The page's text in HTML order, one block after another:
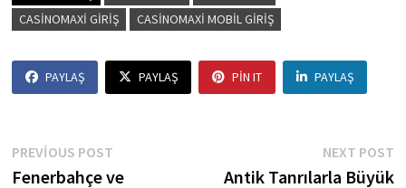
CASINOMAXI GIRIŞ
CASINOMAXI MOBIL GIRIŞ
PAYLAŞ PAYLAŞ PIN IT PAYLAŞ
Yazı
PREVIOUS POSTPrevious
post:
Fenerbahçe ve
NEXT POST
Antik Tanrılarla Büyük